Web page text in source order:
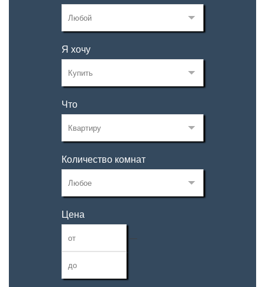
Я хочу
Что
Количество комнат
Цена
—